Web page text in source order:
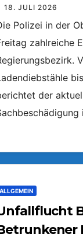
18. JULI 2026
Polizei in der
zahlreiche
der
ALLGEMEIN